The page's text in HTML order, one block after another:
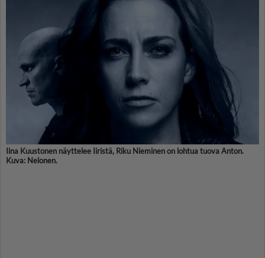
Iina Kuustonen näyttelee Iiristä, Riku Nieminen on lohtua tuova Anton.
Kuva: Nelonen.